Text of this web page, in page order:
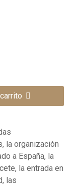
la organización
a España, la
la entrada en
las